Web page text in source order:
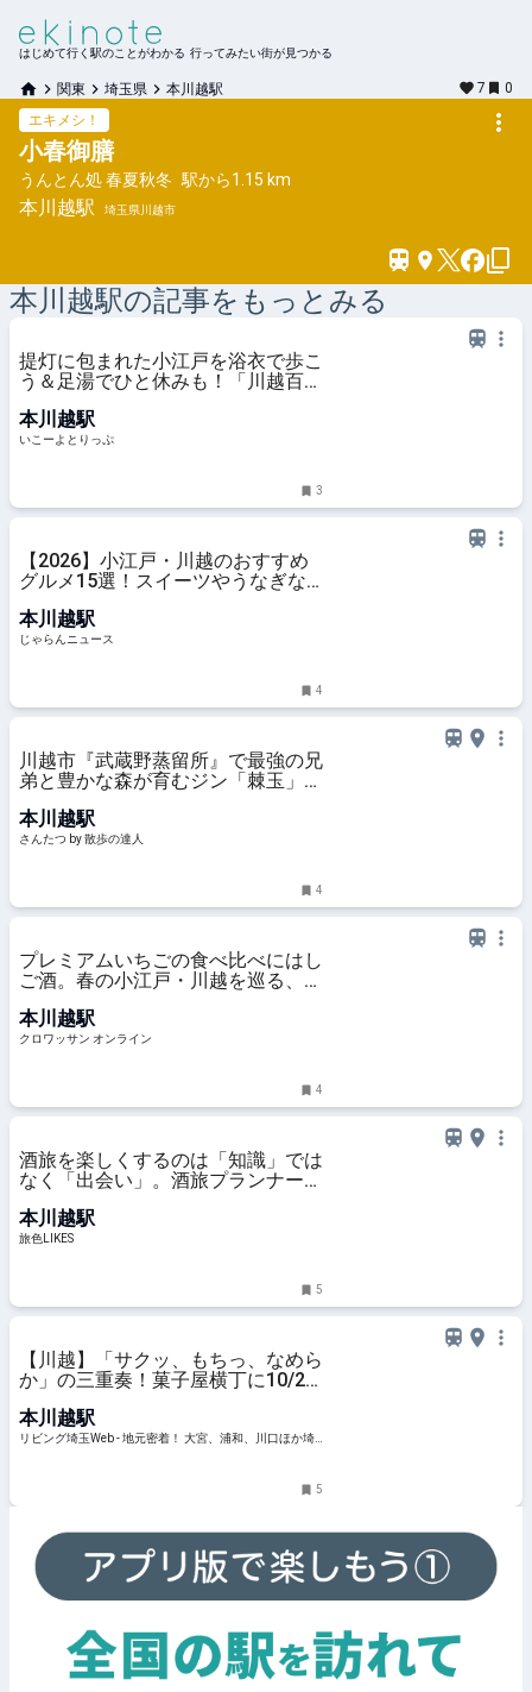
はじめて行く駅のことがわかる 行ってみたい街が見つかる
関東 埼玉県 本川越駅 7
0
エキメシ！
小春御膳
うんとん処 春夏秋冬 駅から1.15 km
本川越駅 埼玉県川越市
本川越駅の記事をもっとみる
提灯に包まれた小江戸を浴衣で歩こ
う＆足湯でひと休みも！「川越百万
りっぷ
本川越駅
いこーよとりっぷ
3
【2026】小江戸・川越のおすすめ
グルメ15選！スイーツやうなぎな
ゃらんニュース
本川越駅
じゃらんニュース
4
川越市『武蔵野蒸留所』で最強の兄
弟と豊かな森が育むジン「棘玉」
ち】｜さんたつ by 散歩の達人
本川越駅
さんたつ by 散歩の達人
4
プレミアムいちごの食べ比べにはし
ご酒。春の小江戸・川越を巡る、大
ッサン オンライン
本川越駅
クロワッサン オンライン
4
酒旅を楽しくするのは「知識」では
なく「出会い」。酒旅プランナー・
しみ方｜旅色LIKES
本川越駅
旅色LIKES
5
【川越】「サクッ、もちっ、なめら
か」の三重奏！菓子屋横丁に10/29
本川越駅
リビング埼玉Web - 地元密着！ 大宮、浦和、川口ほか埼
5